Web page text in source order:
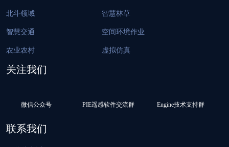
北斗领域
智慧交通
农业农村
智慧林草
空间环境作业
虚拟仿真
关注我们
微信公众号 PIE遥感软件交流群 Engine技术支持群
联系我们